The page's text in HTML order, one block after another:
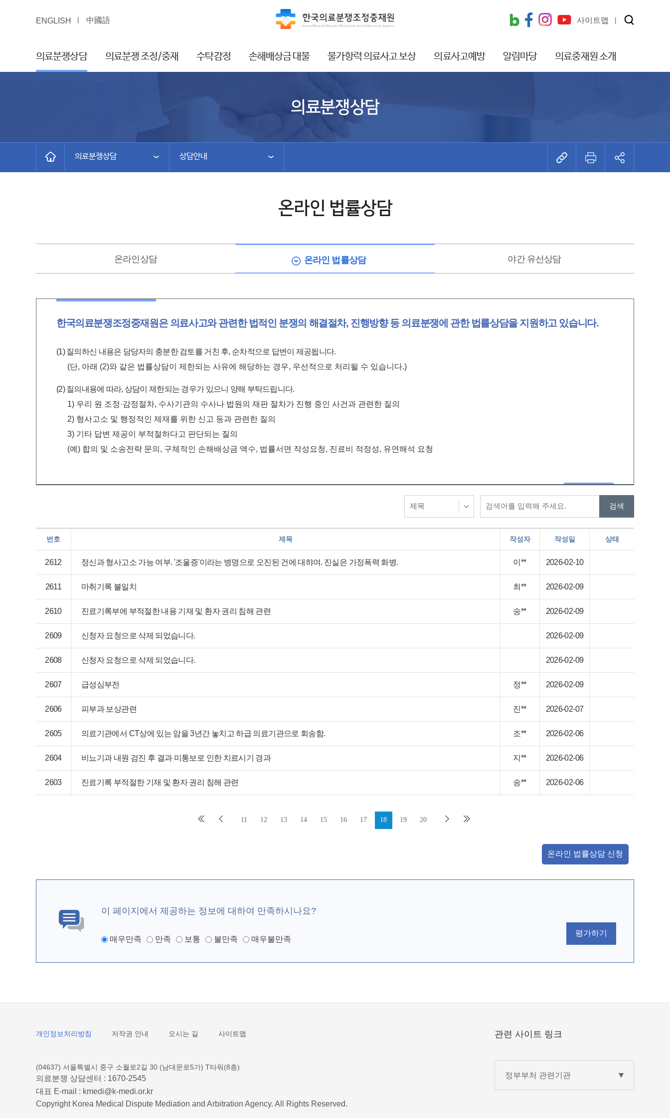
ENGLISH 中國語 사이트맵
의료분쟁상담 의료분쟁 조정/중재 수탁감정 손해배상금 대불 불가항력 의료사고 보상 의료사고예방 알림마당 의료중재원 소개
의료분쟁상담
의료분쟁상담 상담안내
온라인 법률상담
온라인상담 온라인 법률상담 야간 유선상담
한국의료분쟁조정중재원은 의료사고와 관련한 법적인 분쟁의 해결절차, 진행방향 등 의료분쟁에 관한 법률상담을 지원하고 있습니다.
(1) 질의하신 내용은 담당자의 충분한 검토를 거친 후, 순차적으로 답변이 제공됩니다.
(단, 아래 (2)와 같은 법률상담이 제한되는 사유에 해당하는 경우, 우선적으로 처리될 수 있습니다.)
(2) 질의내용에 따라, 상담이 제한되는 경우가 있으니 양해 부탁드립니다.
1) 우리 원 조정·감정절차, 수사기관의 수사나 법원의 재판 절차가 진행 중인 사건과 관련한 질의
2) 형사고소 및 행정적인 제재를 위한 신고 등과 관련한 질의
3) 기타 답변 제공이 부적절하다고 판단되는 질의
(예) 합의 및 소송전략 문의, 구체적인 손해배상금 액수, 법률서면 작성요청, 진료비 적정성, 유연해석 요청
번호 제목 작성자 작성일 상태
2612 정신과 형사고소 가능 여부. '조울증'이라는 병명으로 오진된 건에 대햐여. 진실은 가정폭력 화병. 이** 2026-02-10
2611 마취기록 불일치 최** 2026-02-09
2610 진료기록부에 부적절한 내용 기재 및 환자 권리 침해 관련 송** 2026-02-09
2609 신청자 요청으로 삭제 되었습니다. 2026-02-09
2608 신청자 요청으로 삭제 되었습니다. 2026-02-09
2607 급성심부전 정** 2026-02-09
2606 피부과 보상관련 진** 2026-02-07
2605 의료기관에서 CT상에 있는 암을 3년간 놓치고 하급 의료기관으로 회송함. 조** 2026-02-06
2604 비뇨기과 내원 검진 후 결과 미통보로 인한 치료시기 경과 지** 2026-02-06
2603 진료기록 부적절한 기재 및 환자 권리 침해 관련 송** 2026-02-06
11 12 13 14 15 16 17 18 19 20
온라인 법률상담 신청
이 페이지에서 제공하는 정보에 대하여 만족하시나요?
매우만족 만족 보통 불만족 매우불만족
평가하기
개인정보처리방침 저작권 안내 오시는 길 사이트맵
(04637) 서울특별시 중구 소월로2길 30 (남대문로5가) T타워(8층)
의료분쟁 상담센터 : 1670-2545
대표 E-mail : kmedi@k-medi.or.kr
Copyright Korea Medical Dispute Mediation and Arbitration Agency. All Rights Reserved.
관련 사이트 링크
정부부처 관련기관